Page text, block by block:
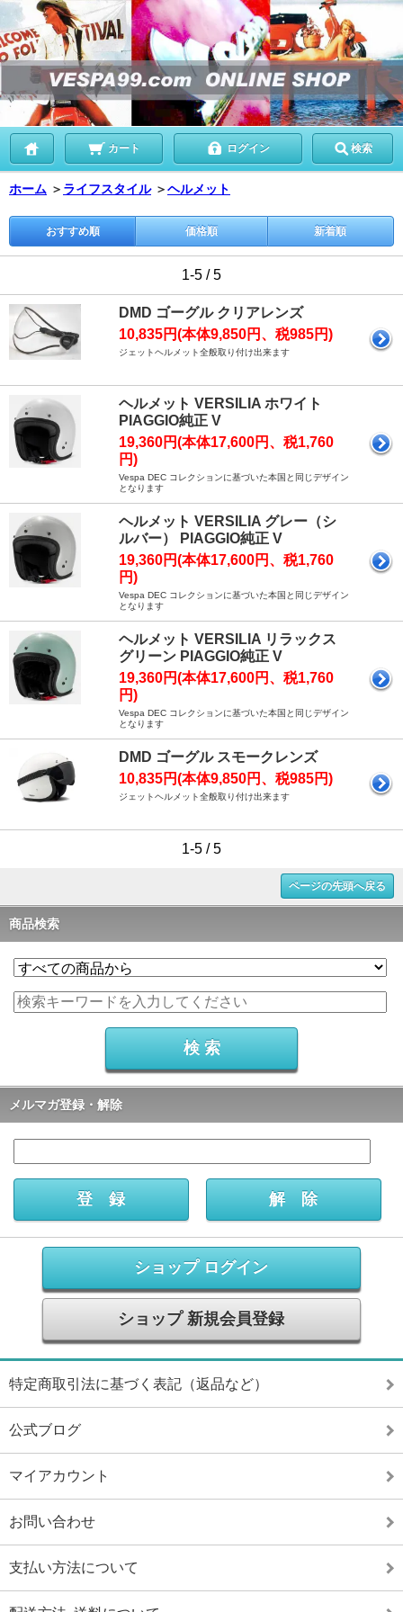
カート ログイン 検索
ホーム ＞ ライフスタイル ＞ヘルメット
おすすめ順 価格順 新着順
1-5 / 5
DMD ゴーグル クリアレンズ
10,835円(本体9,850円、税985円)
ジェットヘルメット全般取り付け出来ます
ヘルメット VERSILIA ホワイト
PIAGGIO純正 V
19,360円(本体17,600円、税1,760
円)
Vespa DEC コレクションに基づいた本国と同じデザイン
となります
ヘルメット VERSILIA グレー（シ
ルバー） PIAGGIO純正 V
19,360円(本体17,600円、税1,760
円)
Vespa DEC コレクションに基づいた本国と同じデザイン
となります
ヘルメット VERSILIA リラックス
グリーン PIAGGIO純正 V
19,360円(本体17,600円、税1,760
円)
Vespa DEC コレクションに基づいた本国と同じデザイン
となります
DMD ゴーグル スモークレンズ
10,835円(本体9,850円、税985円)
ジェットヘルメット全般取り付け出来ます
1-5 / 5
ページの先頭へ戻る
商品検索
メルマガ登録・解除
ショップ ログイン
ショップ 新規会員登録
特定商取引法に基づく表記（返品など）
公式ブログ
マイアカウント
お問い合わせ
支払い方法について